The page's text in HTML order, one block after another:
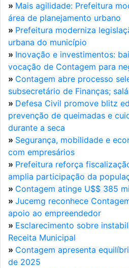
» Mais agilidade: Prefeitura
área de planejamento urbano
» Prefeitura moderniza
urbana do município
» Inovação e investimentos:
vocação de Contagem para
» Contagem abre processo
subsecretário de Finanças;
» Defesa Civil promove blitz
prevenção de queimadas e
durante a seca
» Segurança, mobilidade e
com empresários
» Prefeitura reforça
amplia participação da
» Contagem atinge U$$ 385
» Jucemg reconhece
apoio ao empreendedor
» Esclarecimento sobre
Receita Municipal
» Contagem apresenta
de 2025